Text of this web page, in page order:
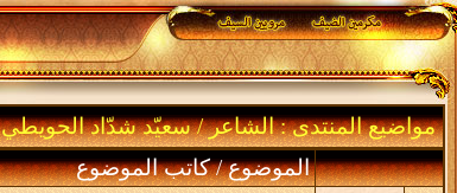
مواضيع المنتدى: الشاعر / سعيّد شدّاد الحويطي
الموضوع/كاتب الموضوع